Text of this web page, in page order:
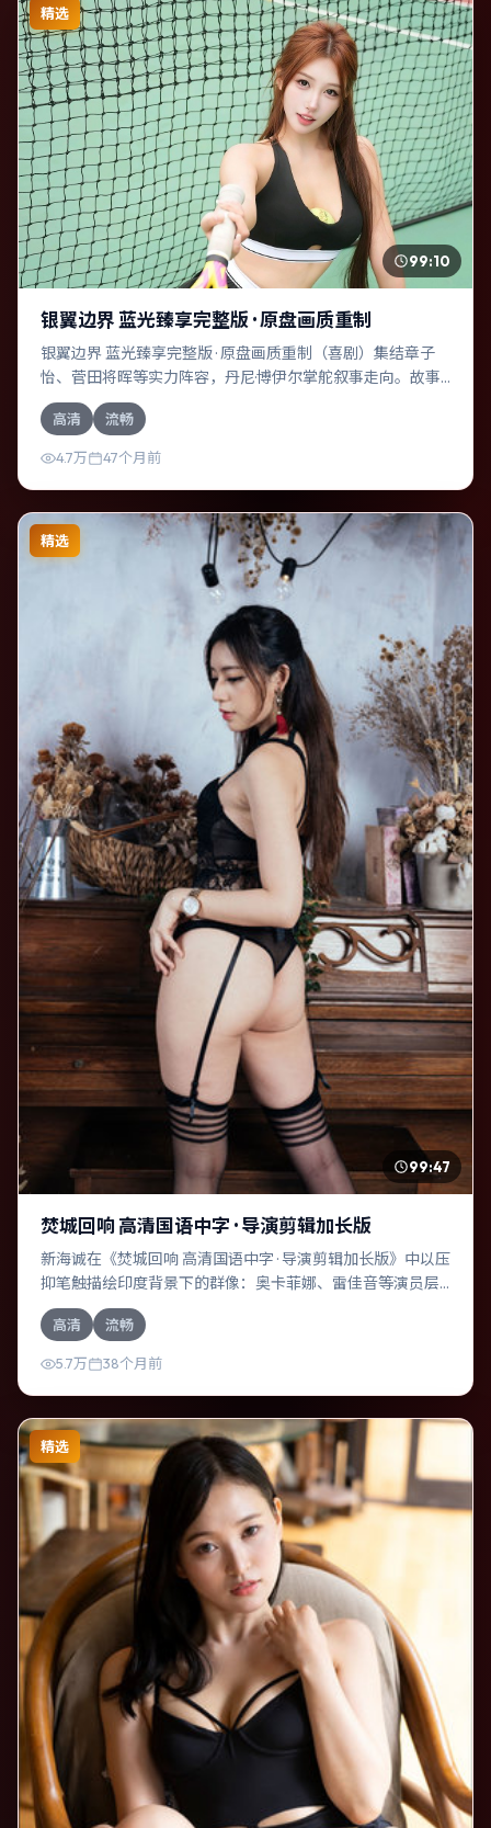
精选
99:10
银翼边界 蓝光臻享完整版 · 原盘画质重制
银翼边界 蓝光臻享完整版 · 原盘画质重制（喜剧）集结章子
怡、菅田将晖等实力阵容，丹尼·博伊尔掌舵叙事走向。故事
舞台设定于俄罗斯，围绕一次意外选择展开连锁反应；配乐
与色彩高度服务于主题，结尾留白耐人寻味。
高清 流畅
4.7万 47个月前
精选
99:47
焚城回响 高清国语中字 · 导演剪辑加长版
新海诚在《焚城回响 高清国语中字 · 导演剪辑加长版》中以压
抑笔触描绘印度背景下的群像：奥卡菲娜、雷佳音等演员层
次丰富。作为一部战争作品，故事从日常裂缝切入，逐步推
向不可逆转的结局；视听语言统一，情感落点克制有力。
高清 流畅
5.7万 38个月前
精选